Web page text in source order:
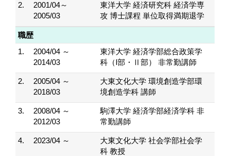
2.
2001/04～
2005/03
東洋大学 経済研究科 経済学専
攻 博士課程 単位取得満期退学
職歴
1.
2004/04 ～
2014/03
東洋大学 経済学部総合政策学
科（I部・Ⅱ部） 非常勤講師
2.
2005/04 ～
2018/03
大東文化大学 環境創造学部環
境創造学科 講師
3.
2008/04 ～
2012/03
駒澤大学 経済学部経済学科 非
常勤講師
4. 2023/04 ～
大東文化大学 社会学部社会学
科 教授